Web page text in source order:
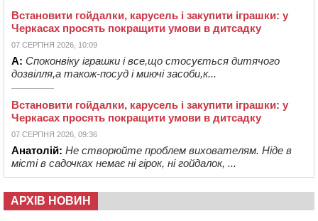
Встановити гойдалки, карусель і закупити іграшки: у
Черкасах просять покращити умови в дитсадку
07 СЕРПНЯ 2026, 10:09
А: Споконвіку іграшки і все,що стосується дитячого
дозвілля,а також-посуд і миючі засоби,к...
Встановити гойдалки, карусель і закупити іграшки: у
Черкасах просять покращити умови в дитсадку
07 СЕРПНЯ 2026, 09:36
Анатолій: Не створюйте проблем вихователям. Ніде в
місті в садочках немає ні гірок, ні гойдалок, ...
АРХІВ НОВИН